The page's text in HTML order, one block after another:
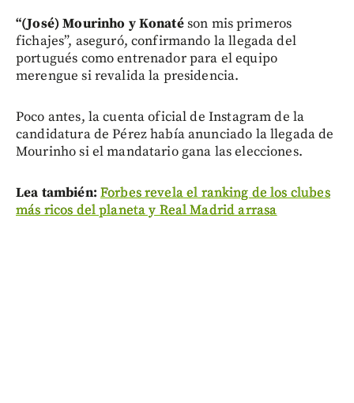
“(José) Mourinho y Konatéson mis primeros
fichajes”, aseguró, confirmando la llegada del
portugués como entrenador para el equipo
merengue si revalida la presidencia.
Poco antes, la cuenta oficial de Instagram de la
candidatura de Pérez había anunciado la llegada de
Mourinho si el mandatario gana las elecciones.
Lea también: Forbes revela el ranking de los clubes
más ricos del planeta y Real Madrid arrasa